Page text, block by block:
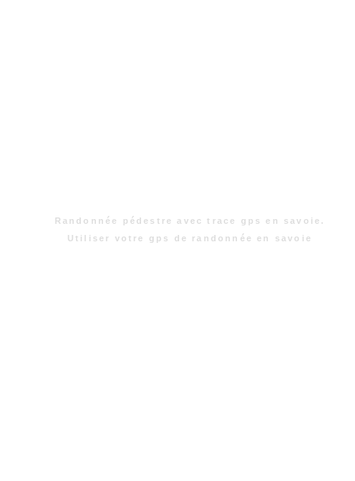
Randonnée pédestre avec trace gps en savoie.
Utiliser votre gps de randonnée en savoie